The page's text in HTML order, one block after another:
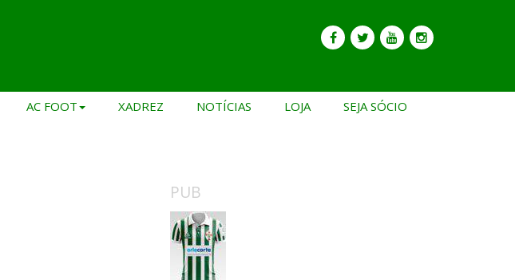
AC FOOT XADREZ NOTÍCIAS LOJA
SEJA SÓCIO
PUB